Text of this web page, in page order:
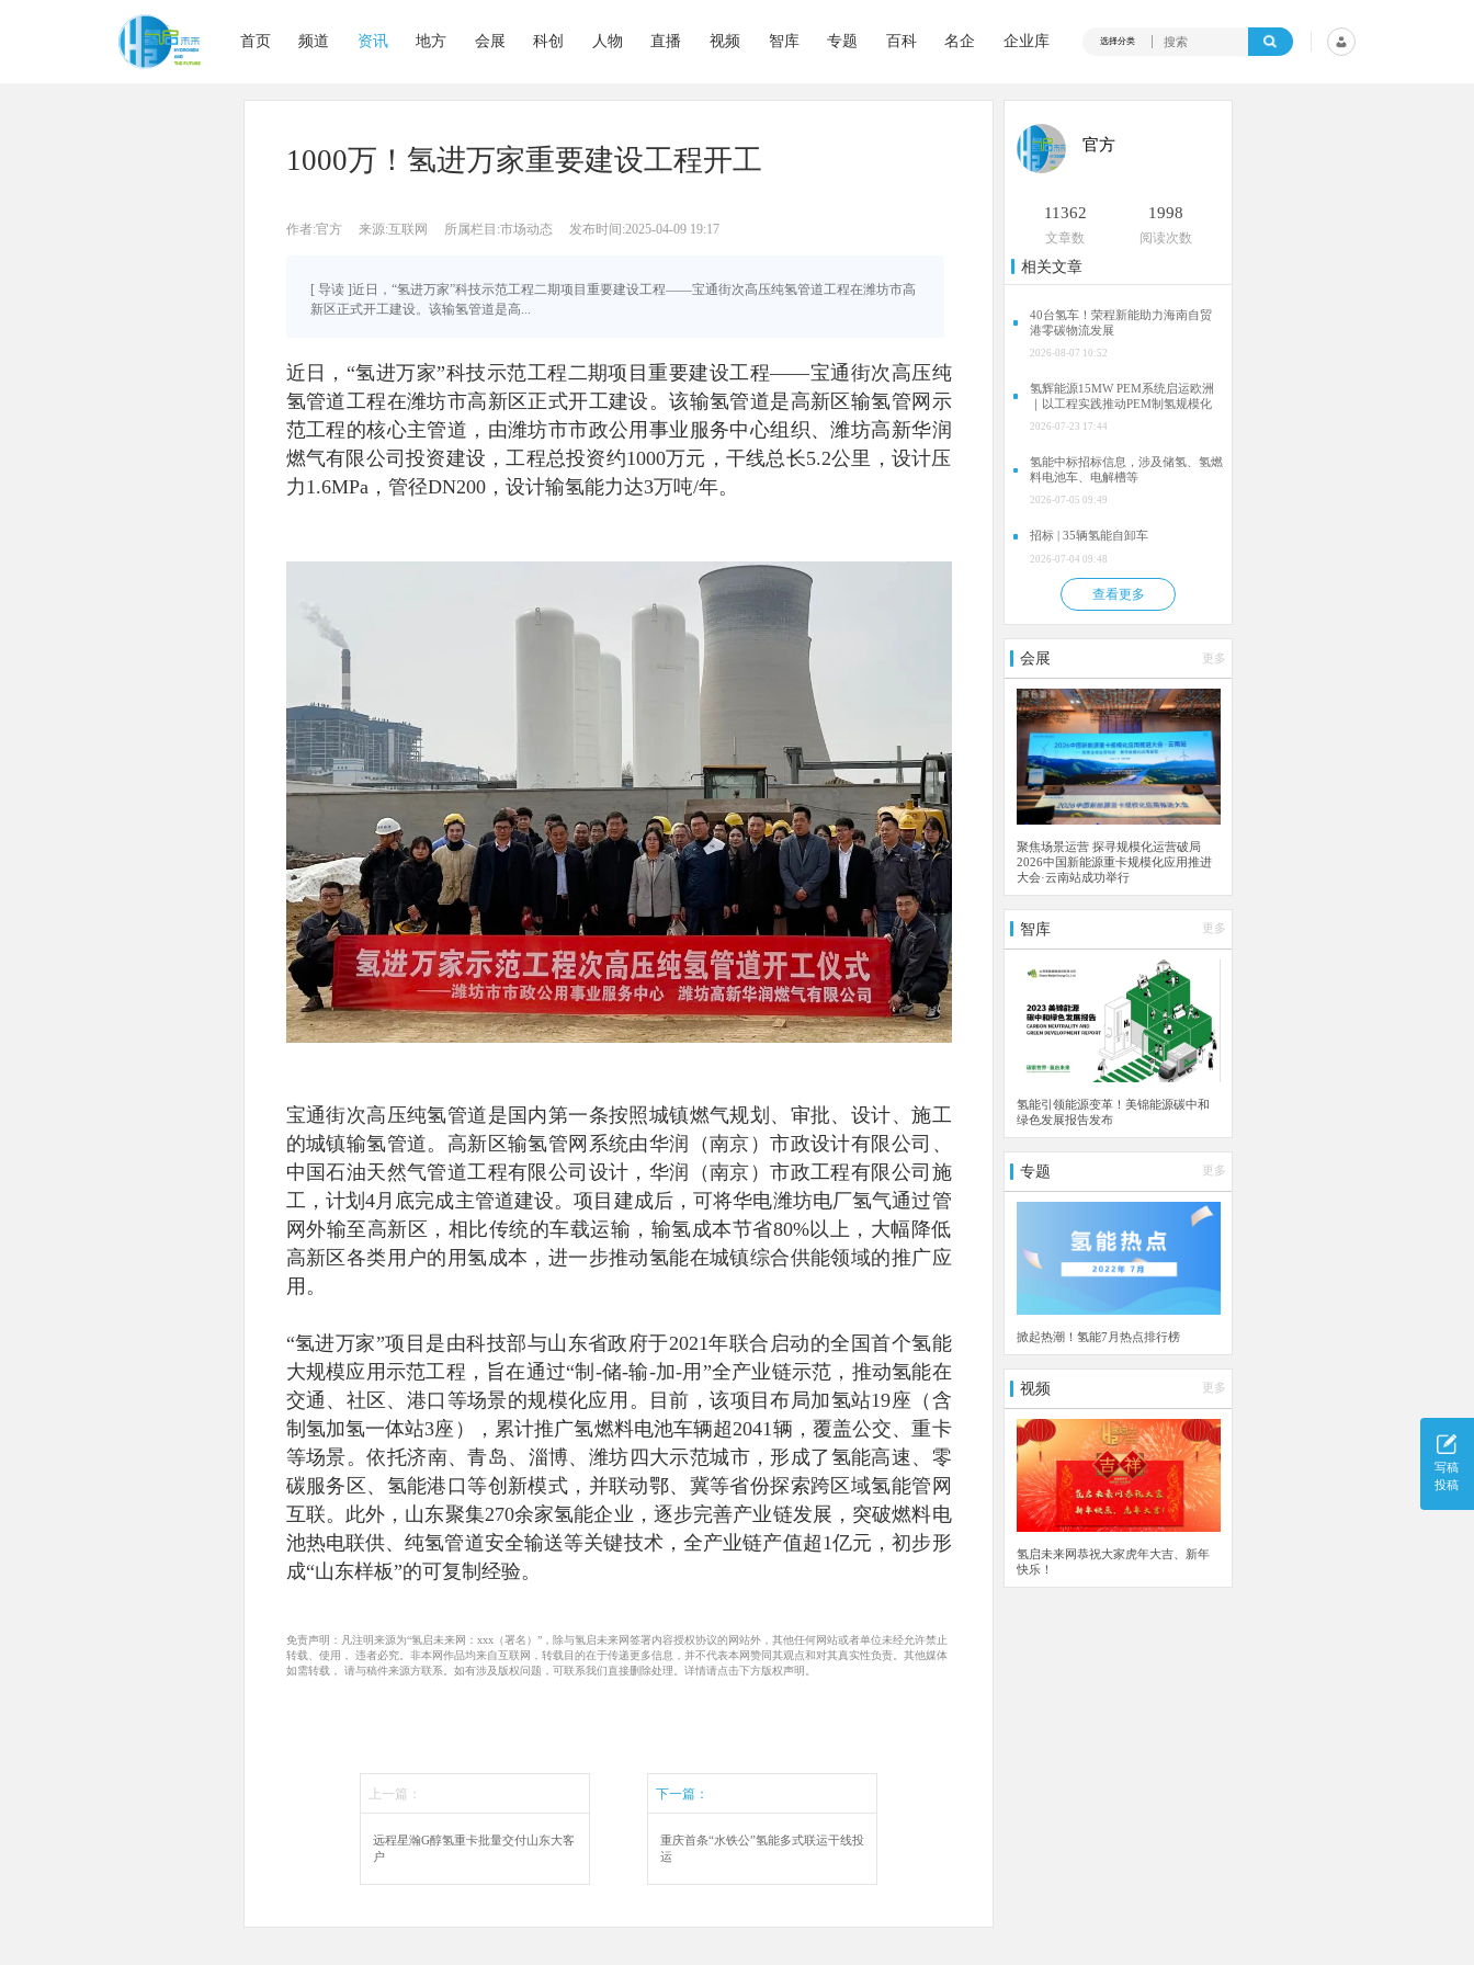
首页 频道 资讯 地方 会展 科创 人物 直播 视频 智库 专题 百科 名企 企业库 选择分类
写稿
投稿
1000万！氢进万家重要建设工程开工
作者:官方 来源:互联网 所属栏目:市场动态 发布时间:2025-04-09 19:17
[ 导读 ]近日，“氢进万家”科技示范工程二期项目重要建设工程——宝通街次高压纯氢管道工程在潍坊市高
新区正式开工建设。该输氢管道是高...
近日，“氢进万家”科技示范工程二期项目重要建设工程——宝通街次高压纯
氢管道工程在潍坊市高新区正式开工建设。该输氢管道是高新区输氢管网示
范工程的核心主管道，由潍坊市市政公用事业服务中心组织、潍坊高新华润
燃气有限公司投资建设，工程总投资约1000万元，干线总长5.2公里，设计压
力1.6MPa，管径DN200，设计输氢能力达3万吨/年。
宝通街次高压纯氢管道是国内第一条按照城镇燃气规划、审批、设计、施工
的城镇输氢管道。高新区输氢管网系统由华润（南京）市政设计有限公司、
中国石油天然气管道工程有限公司设计，华润（南京）市政工程有限公司施
工，计划4月底完成主管道建设。项目建成后，可将华电潍坊电厂氢气通过管
网外输至高新区，相比传统的车载运输，输氢成本节省80%以上，大幅降低
高新区各类用户的用氢成本，进一步推动氢能在城镇综合供能领域的推广应
用。
“氢进万家”项目是由科技部与山东省政府于2021年联合启动的全国首个氢能
大规模应用示范工程，旨在通过“制-储-输-加-用”全产业链示范，推动氢能在
交通、社区、港口等场景的规模化应用‌。目前，该项目布局加氢站19座（含
制氢加氢一体站3座）‌，累计推广氢燃料电池车辆超2041辆，覆盖公交、重卡
等场景‌。依托济南、青岛、淄博、潍坊四大示范城市，形成了氢能高速、零
碳服务区、氢能港口等创新模式，并联动鄂、冀等省份探索跨区域氢能管网
互联‌。此外，山东聚集270余家氢能企业，逐步完善产业链发展，突破燃料电
池热电联供、纯氢管道安全输送等关键技术，全产业链产值超1亿元，初步形
成“山东样板”的可复制经验‌。
免责声明：凡注明来源为“氢启未来网：xxx（署名）”，除与氢启未来网签署内容授权协议的网站外，其他任何网站或者单位未经允许禁止
转载、使用， 违者必究。非本网作品均来自互联网，转载目的在于传递更多信息，并不代表本网赞同其观点和对其真实性负责。其他媒体
如需转载， 请与稿件来源方联系。如有涉及版权问题，可联系我们直接删除处理。详情请点击下方版权声明。
上一篇：
远程星瀚G醇氢重卡批量交付山东大客
户
下一篇：
重庆首条“水铁公”氢能多式联运干线投
运
官方
11362
文章数
1998
阅读次数
相关文章
40台氢车！荣程新能助力海南自贸
港零碳物流发展
2026-08-07 10:52
氢辉能源15MW PEM系统启运欧洲
｜以工程实践推动PEM制氢规模化
2026-07-23 17:44
氢能中标招标信息，涉及储氢、氢燃
料电池车、电解槽等
2026-07-05 09:49
招标 | 35辆氢能自卸车
2026-07-04 09:48
查看更多
会展 更多
聚焦场景运营 探寻规模化运营破局
2026中国新能源重卡规模化应用推进
大会·云南站成功举行
智库 更多
氢能引领能源变革！美锦能源碳中和
绿色发展报告发布
专题 更多
掀起热潮！氢能7月热点排行榜
视频 更多
氢启未来网恭祝大家虎年大吉、新年
快乐！